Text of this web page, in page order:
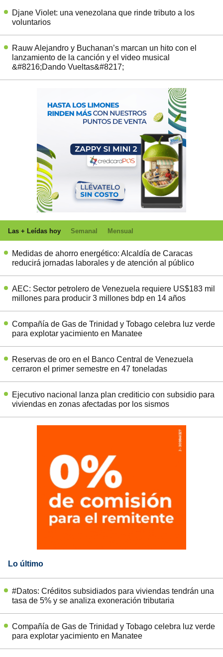
Djane Violet: una venezolana que rinde tributo a los
voluntarios
Rauw Alejandro y Buchanan’s marcan un hito con el
lanzamiento de la canción y el video musical
&#8216;Dando Vueltas&#8217;
Las + Leídas hoy Semanal Mensual
Medidas de ahorro energético: Alcaldía de Caracas
reducirá jornadas laborales y de atención al público
AEC: Sector petrolero de Venezuela requiere US$183 mil
millones para producir 3 millones bdp en 14 años
Compañía de Gas de Trinidad y Tobago celebra luz verde
para explotar yacimiento en Manatee
Reservas de oro en el Banco Central de Venezuela
cerraron el primer semestre en 47 toneladas
Ejecutivo nacional lanza plan crediticio con subsidio para
viviendas en zonas afectadas por los sismos
Lo último
#Datos: Créditos subsidiados para viviendas tendrán una
tasa de 5% y se analiza exoneración tributaria
Compañía de Gas de Trinidad y Tobago celebra luz verde
para explotar yacimiento en Manatee